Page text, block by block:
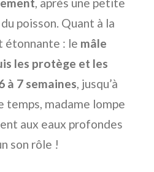
poisson. Quant à la
étonnante : le mâle
les protège et les
7 semaines, jusqu’à
temps, madame lompe
aux eaux profondes
son rôle !